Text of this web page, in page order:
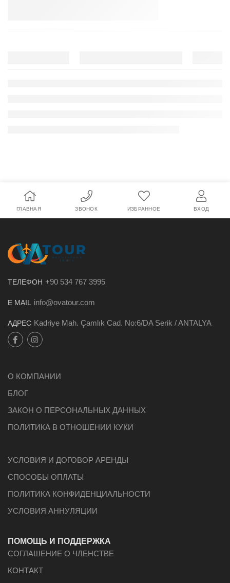
ГЛАВНАЯ ЗВОНОК ИЗБРАННОЕ ВХОД
ТЕЛЕФОН +90 534 767 3995
E MAIL info@ovatour.com
АДРЕС Kadriye Mah. Çamlık Cad. No:6/DA Serik / ANTALYA
О КОМПАНИИ
БЛОГ
ЗАКОН О ПЕРСОНАЛЬНЫХ ДАННЫХ
ПОЛИТИКА В ОТНОШЕНИИ КУКИ
УСЛОВИЯ И ДОГОВОР АРЕНДЫ
СПОСОБЫ ОПЛАТЫ
ПОЛИТИКА КОНФИДЕНЦИАЛЬНОСТИ
УСЛОВИЯ АННУЛЯЦИИ
ПОМОЩЬ И ПОДДЕРЖКА
СОГЛАШЕНИЕ О ЧЛЕНСТВЕ
КОНТАКТ